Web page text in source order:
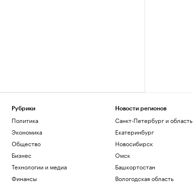
Рубрики
Политика
Экономика
Общество
Бизнес
Технологии и медиа
Финансы
Новости регионов
Санкт-Петербург и область
Екатеринбург
Новосибирск
Омск
Башкортостан
Вологодская область